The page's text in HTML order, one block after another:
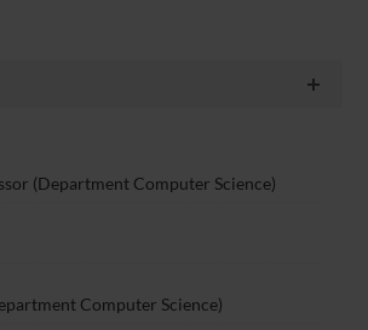
(Department Computer Science)
Computer Science)